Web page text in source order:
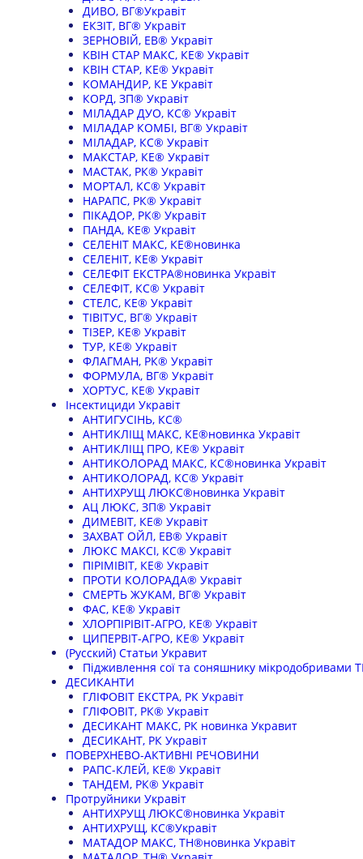
ДИВО, ВГ®Укравіт
ЕКЗІТ, ВГ® Укравіт
ЗЕРНОВІЙ, ЕВ® Укравіт
КВІН СТАР МАКС, КЕ® Укравіт
КВІН СТАР, КЕ® Укравіт
КОМАНДИР, КЕ Укравіт
КОРД, ЗП® Укравіт
МІЛАДАР ДУО, КС® Укравіт
МІЛАДАР КОМБІ, ВГ® Укравіт
МІЛАДАР, КС® Укравіт
МАКСТАР, КЕ® Укравіт
МАСТАК, РК® Укравіт
МОРТАЛ, КС® Укравіт
НАРАПС, РК® Укравіт
ПІКАДОР, РК® Укравіт
ПАНДА, КЕ® Укравіт
СЕЛЕНІТ МАКС, КЕ®новинка
СЕЛЕНІТ, КЕ® Укравіт
СЕЛЕФІТ ЕКСТРА®новинка Укравіт
СЕЛЕФІТ, КС® Укравіт
СТЕЛС, КЕ® Укравіт
ТІВІТУС, ВГ® Укравіт
ТІЗЕР, КЕ® Укравіт
ТУР, КЕ® Укравіт
ФЛАГМАН, РК® Укравіт
ФОРМУЛА, ВГ® Укравіт
ХОРТУС, КЕ® Укравіт
Інсектициди Укравіт
АНТИГУСІНЬ, КС®
АНТИКЛІЩ МАКС, КЕ®новинка Укравіт
АНТИКЛІЩ ПРО, КЕ® Укравіт
АНТИКОЛОРАД МАКС, КС®новинка Укравіт
АНТИКОЛОРАД, КС® Укравіт
АНТИХРУЩ ЛЮКС®новинка Укравіт
АЦ ЛЮКС, ЗП® Укравіт
ДИМЕВІТ, КЕ® Укравіт
ЗАХВАТ ОЙЛ, ЕВ® Укравіт
ЛЮКС МАКСІ, КС® Укравіт
ПІРІМІВІТ, КЕ® Укравіт
ПРОТИ КОЛОРАДА® Укравіт
СМЕРТЬ ЖУКАМ, ВГ® Укравіт
ФАС, КЕ® Укравіт
ХЛОРПІРІВІТ-АГРО, КЕ® Укравіт
ЦИПЕРВІТ-АГРО, КЕ® Укравіт
(Русский) Статьи Укравит
Підживлення сої та соняшнику мікродобривами
ДЕСИКАНТИ
ГЛІФОВІТ ЕКСТРА, РК Укравіт
ГЛІФОВІТ, РК® Укравіт
ДЕСИКАНТ МАКС, РК новинка Укравит
ДЕСИКАНТ, РК Укравіт
ПОВЕРХНЕВО-АКТИВНІ РЕЧОВИНИ
РАПС-КЛЕЙ, КЕ® Укравіт
ТАНДЕМ, РК® Укравіт
Протруйники Укравіт
АНТИХРУЩ ЛЮКС®новинка Укравіт
АНТИХРУЩ, КС®Укравіт
МАТАДОР МАКС, ТН®новинка Укравіт